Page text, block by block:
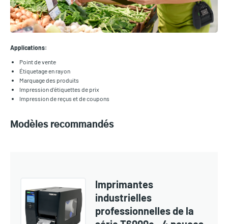
Applications:
Point de vente
Étiquetage en rayon
Marquage des produits
Impression d'étiquettes de prix
Impression de reçus et de coupons
Modèles recommandés
Imprimantes
industrielles
professionnelles de la